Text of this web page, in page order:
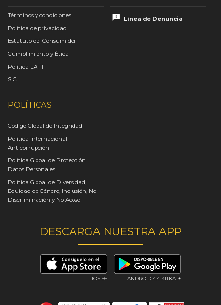
Términos y condiciones
Política de privacidad
Estatuto del Consumidor
Cumplimiento y Ética
Política LAFT
SIC
Línea de Denuncia
POLÍTICAS
Código Global de Integridad
Política Internacional
Anticorrupción
Política Global de Protección
Datos Personales
Política Global de Diversidad,
Equidad de Género, Inclusión, No
Discriminación y No Acoso
DESCARGA NUESTRA APP